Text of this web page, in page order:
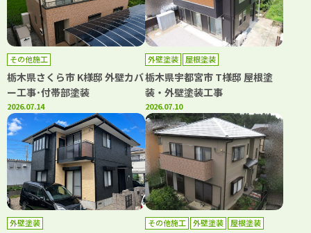
その他施工
栃木県さくら市 K様邸 外壁カバ
ー工事･付帯部塗装
2026.07.14
外壁塗装 屋根塗装
栃木県宇都宮市 T様邸 屋根塗
装・外壁塗装工事
2026.07.10
外壁塗装 その他施工 外壁塗装 屋根塗装